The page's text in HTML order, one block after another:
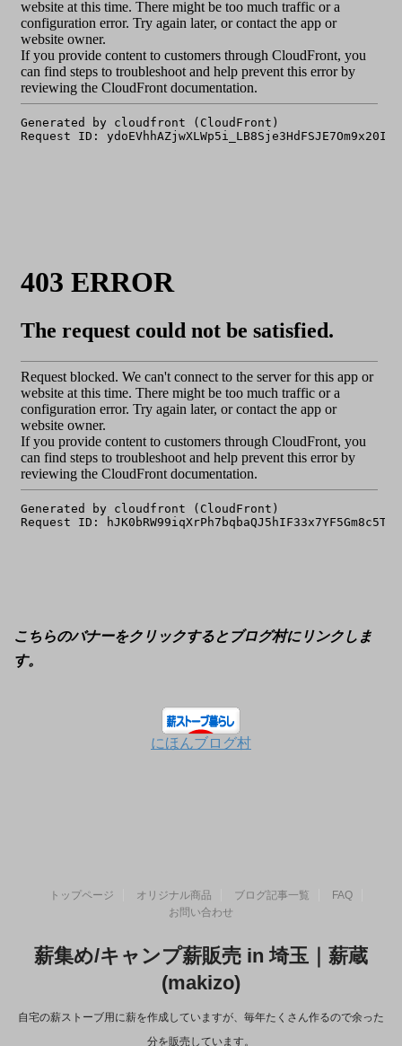
こちらのバナーをクリックするとブログ村にリンクしま
す。
にほんブログ村
トップページ オリジナル商品 ブログ記事一覧
FAQ
お問い合わせ
薪集め/キャンプ薪販売 in 埼玉｜薪蔵
(makizo)
自宅の薪ストーブ用に薪を作成していますが、毎年たくさん作るので余った
分を販売しています。